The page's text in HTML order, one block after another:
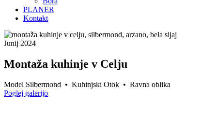
PLANER
Kontakt
Junij 2024
Montaža kuhinje v Celju
Model Silbermond • Kuhinjski Otok • Ravna oblika
Poglej galerijo